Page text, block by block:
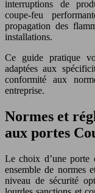
interruptions de
coupe-feu
propagation des
installations.
Ce guide pratique
adaptées aux
conformité aux
entreprise.
Normes et
aux portes
Le choix d’une porte
ensemble de normes
niveau de sécurité